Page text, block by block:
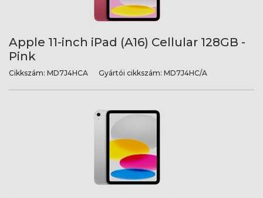
Apple 11-inch iPad (A16) Cellular 128GB -
Pink
Cikkszám: MD7J4HCA Gyártói cikkszám: MD7J4HC/A